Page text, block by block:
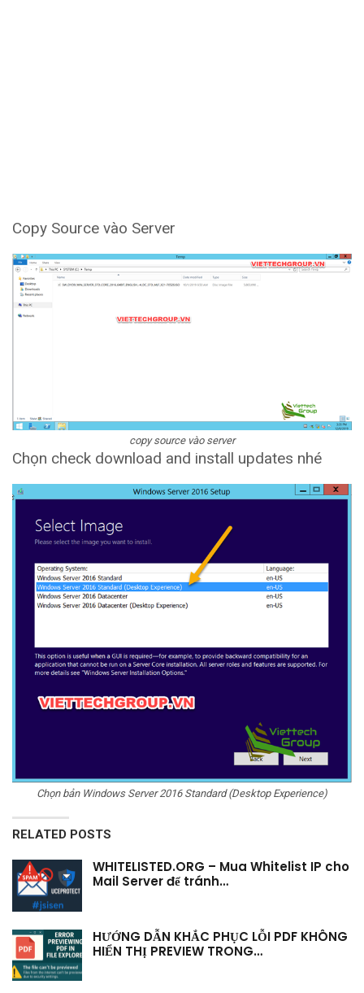
Copy Source vào Server
copy source vào server
Chọn check download and install updates nhé
Chọn bản Windows Server 2016 Standard (Desktop Experience)
RELATED POSTS
WHITELISTED.ORG – Mua Whitelist IP cho
Mail Server để tránh…
HƯỚNG DẪN KHẮC PHỤC LỖI PDF KHÔNG
HIỂN THỊ PREVIEW TRONG…